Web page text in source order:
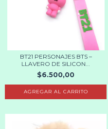
BT21 PERSONAJES BTS –
LLAVERO DE SILICON...
$6.500,00
AGREGAR AL CARRITO